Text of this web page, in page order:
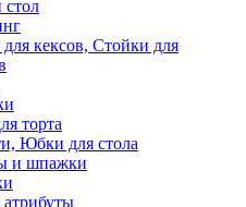
кексов, Стойки для
торта
Юбки для стола
и шпажки